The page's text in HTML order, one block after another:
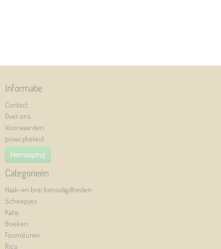
Informatie
Contact
Over ons
Voorwaarden
privacybeleid
Herroeping
Categorieën
Haak-en brei benodigdheden
Scheepjes
Katia
Boeken
Fournituren
Rico